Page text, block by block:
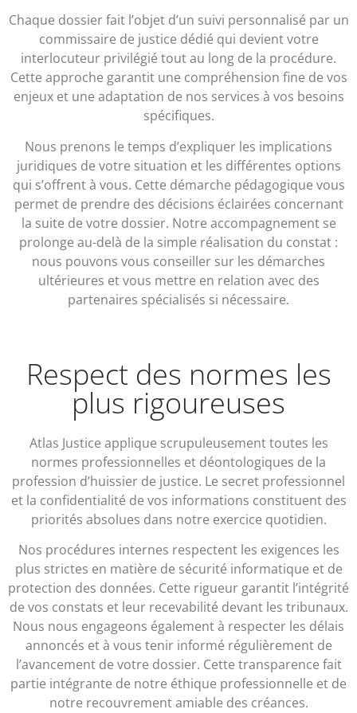
Chaque dossier fait l’objet d’un suivi personnalisé par un
commissaire de justice dédié qui devient votre
interlocuteur privilégié tout au long de la procédure.
Cette approche garantit une compréhension fine de vos
enjeux et une adaptation de nos services à vos besoins
spécifiques.
Nous prenons le temps d’expliquer les implications
juridiques de votre situation et les différentes options
qui s’offrent à vous. Cette démarche pédagogique vous
permet de prendre des décisions éclairées concernant
la suite de votre dossier. Notre accompagnement se
prolonge au-delà de la simple réalisation du constat :
nous pouvons vous conseiller sur les démarches
ultérieures et vous mettre en relation avec des
partenaires spécialisés si nécessaire.
Respect des normes les
plus rigoureuses
Atlas Justice applique scrupuleusement toutes les
normes professionnelles et déontologiques de la
profession d’huissier de justice. Le secret professionnel
et la confidentialité de vos informations constituent des
priorités absolues dans notre exercice quotidien.
Nos procédures internes respectent les exigences les
plus strictes en matière de sécurité informatique et de
protection des données. Cette rigueur garantit l’intégrité
de vos constats et leur recevabilité devant les tribunaux.
Nous nous engageons également à respecter les délais
annoncés et à vous tenir informé régulièrement de
l’avancement de votre dossier. Cette transparence fait
partie intégrante de notre éthique professionnelle et de
notre recouvrement amiable des créances.